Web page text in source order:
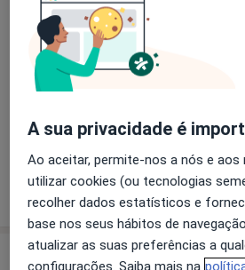
Adriana Silva
Terapeuta alternativo
Adriana Silva - Medicina Chinesa
Primeira consulta Nutrição
Solicite um atendimento
A sua privacidade é
Ao aceitar, permite-nos a nós e aos
utilizar cookies (ou tecnologias
recolher dados estatísticos e
base nos seus hábitos de
atualizar as suas preferências a
configurações. Saiba mais na